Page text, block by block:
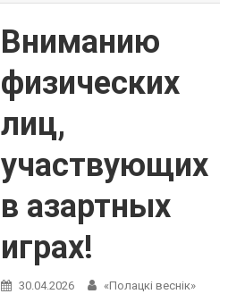
Вниманию
физических
лиц,
участвующих
в азартных
играх!
30.04.2026
«Полацкі веснік»